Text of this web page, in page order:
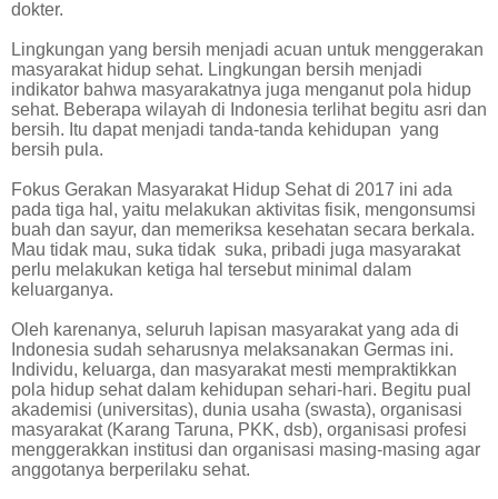
dokter.
Lingkungan yang bersih menjadi acuan untuk menggerakan
masyarakat hidup sehat. Lingkungan bersih menjadi
indikator bahwa masyarakatnya juga menganut pola hidup
sehat. Beberapa wilayah di Indonesia terlihat begitu asri dan
bersih. Itu dapat menjadi tanda-tanda kehidupan yang
bersih pula.
Fokus Gerakan Masyarakat Hidup Sehat di 2017 ini ada
pada tiga hal, yaitu melakukan aktivitas fisik, mengonsumsi
buah dan sayur, dan memeriksa kesehatan secara berkala.
Mau tidak mau, suka tidak suka, pribadi juga masyarakat
perlu melakukan ketiga hal tersebut minimal dalam
keluarganya.
Oleh karenanya, seluruh lapisan masyarakat yang ada di
Indonesia sudah seharusnya melaksanakan Germas ini.
Individu, keluarga, dan masyarakat mesti mempraktikkan
pola hidup sehat dalam kehidupan sehari-hari. Begitu pual
akademisi (universitas), dunia usaha (swasta), organisasi
masyarakat (Karang Taruna, PKK, dsb), organisasi profesi
menggerakkan institusi dan organisasi masing-masing agar
anggotanya berperilaku sehat.